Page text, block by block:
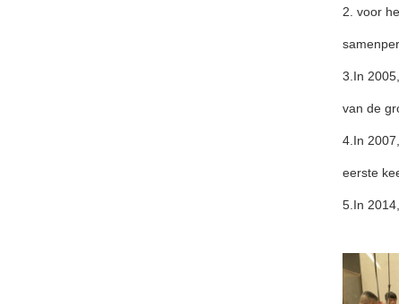
2. voor
3.In
van de
4.In
eerste
5.In